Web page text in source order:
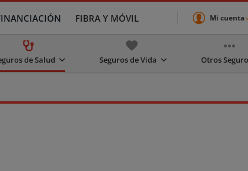
FIBRA Y MÓVIL Mi cuenta
de Salud Seguros de Vida Otros